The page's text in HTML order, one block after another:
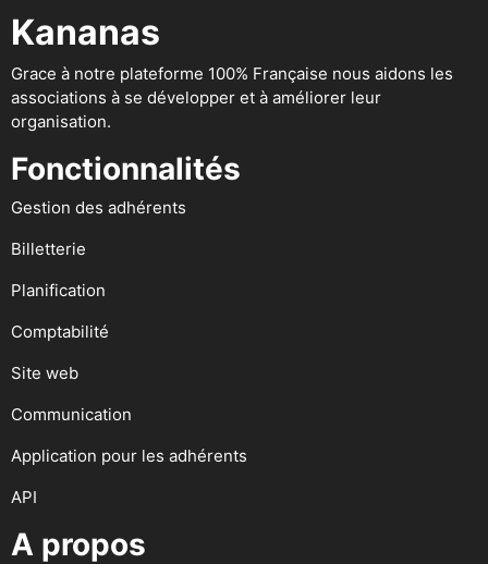
Kananas
Grace à notre plateforme 100% Française nous aidons les
associations à se développer et à améliorer leur
organisation.
Fonctionnalités
Gestion des adhérents
Billetterie
Planification
Comptabilité
Site web
Communication
Application pour les adhérents
API
A propos